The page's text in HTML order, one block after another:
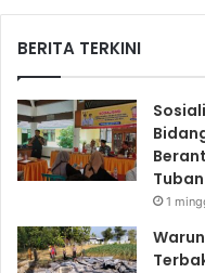
BERITA TERKINI
Tuban
1